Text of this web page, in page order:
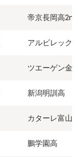
帝京長岡高2nd
アルビレック
ツエーゲン金
新潟明訓高
カターレ富山
鵬学園高